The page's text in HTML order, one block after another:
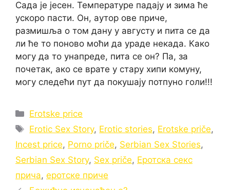
Сада је јесен. Температуре падају и зима ће
ускоро пасти. Он, аутор ове приче,
размишља о том дану у августу и пита се да
ли ће то поново моћи да ураде некада. Како
могу да то унапреде, пита се он? Па, за
почетак, ако се врате у стару хипи комуну,
могу следећи пут да покушају потпуно голи!!!
Categories
Erotske price
Tags
Erotic Sex Story, Erotic stories, Erotske priče,
Incest price, Porno priče, Serbian Sex Stories,
Serbian Sex Story, Sex priče, Еротска секс
прича, еротске приче